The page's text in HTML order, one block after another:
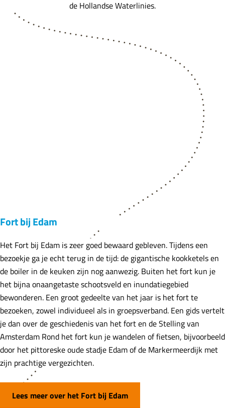
de Hollandse Waterlinies.
Fort bij Edam
Het Fort bij Edam is zeer goed bewaard gebleven. Tijdens een
bezoekje ga je echt terug in de tijd: de gigantische kookketels en
de boiler in de keuken zijn nog aanwezig. Buiten het fort kun je
het bijna onaangetaste schootsveld en inundatiegebied
bewonderen. Een groot gedeelte van het jaar is het fort te
bezoeken, zowel individueel als in groepsverband. Een gids vertelt
je dan over de geschiedenis van het fort en de Stelling van
Amsterdam Rond het fort kun je wandelen of fietsen, bijvoorbeeld
door het pittoreske oude stadje Edam of de Markermeerdijk met
zijn prachtige vergezichten.
Lees meer over het Fort bij Edam